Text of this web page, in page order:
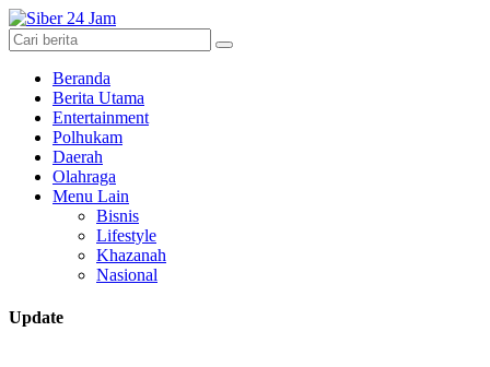
Beranda
Berita Utama
Entertainment
Polhukam
Daerah
Olahraga
Menu Lain
Bisnis
Lifestyle
Khazanah
Nasional
Update